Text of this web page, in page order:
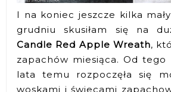
I na koniec jeszcze kilka
grudniu skusiłam się na
Candle Red Apple Wreath,
zapachów miesiąca. Od
lata temu rozpoczęła się
woskami i świecami